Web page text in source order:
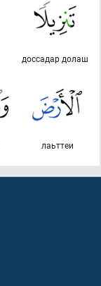
доссадар долаш
лаьттеи